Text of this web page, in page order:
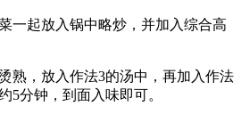
起放入锅中略炒，并加入综合高
，放入作法3的汤中，再加入作法
5分钟，到面入味即可。